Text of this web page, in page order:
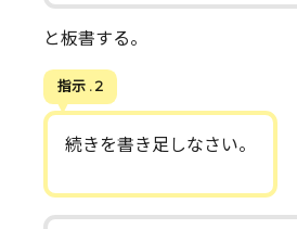
と板書する。
指示 . 2
続きを書き足しなさい。